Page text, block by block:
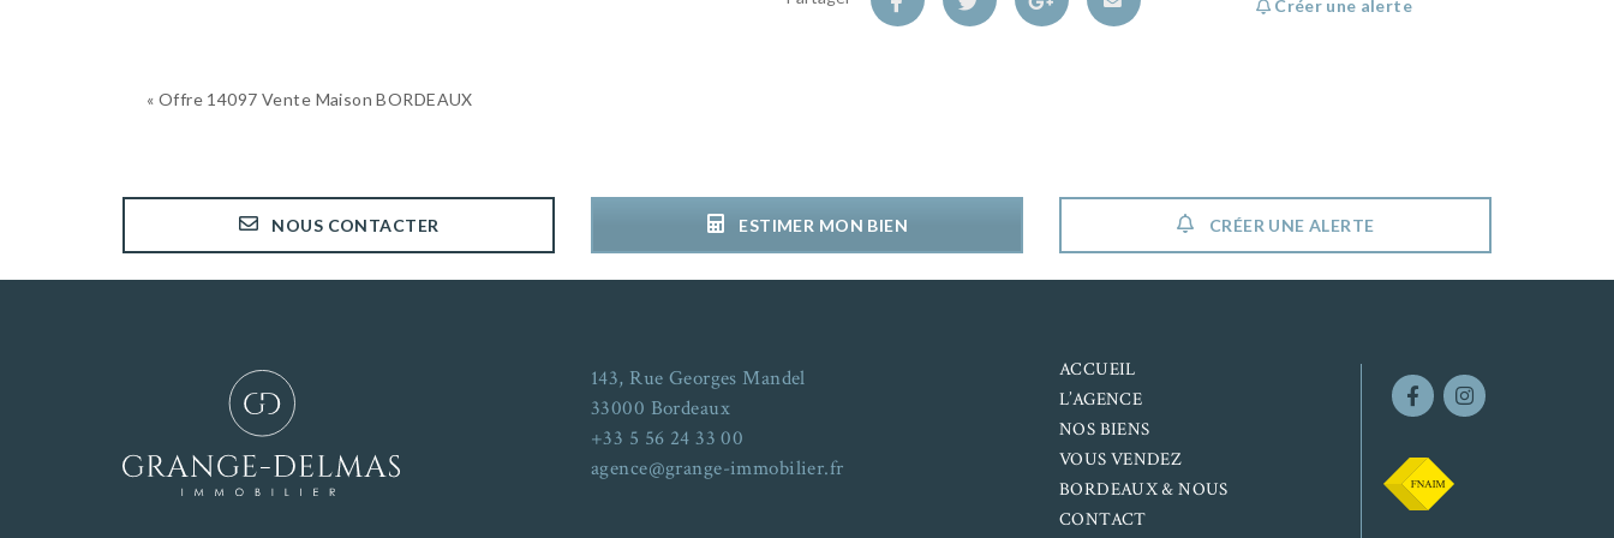
« Offre 14097 Vente Maison BORDEAUX
Créer une alerte
NOUS CONTACTER ESTIMER MON BIEN CRÉER UNE ALERTE
143, Rue Georges Mandel
33000 Bordeaux
+33 5 56 24 33 00
agence@grange-immobilier.fr
ACCUEIL
L’AGENCE
NOS BIENS
VOUS VENDEZ
BORDEAUX & NOUS
CONTACT